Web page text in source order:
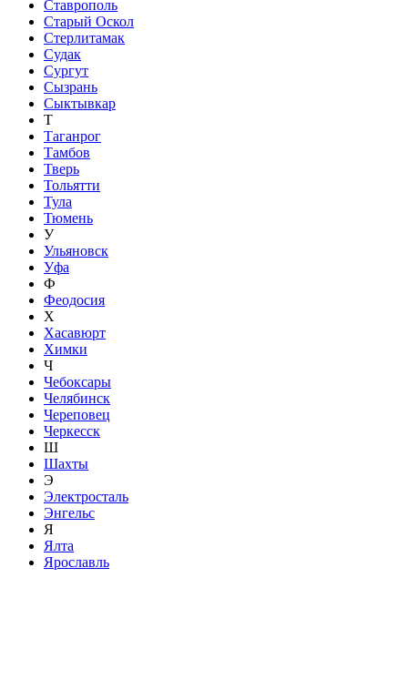
Ставрополь
Старый Оскол
Стерлитамак
Судак
Сургут
Сызрань
Сыктывкар
Т
Таганрог
Тамбов
Тверь
Тольятти
Тула
Тюмень
У
Ульяновск
Уфа
Ф
Феодосия
Х
Хасавюрт
Химки
Ч
Чебоксары
Челябинск
Череповец
Черкесск
Ш
Шахты
Э
Электросталь
Энгельс
Я
Ялта
Ярославль